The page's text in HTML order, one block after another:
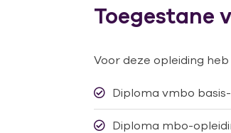
Toegestane
Voor deze opleiding
Diploma vmbo
Diploma mbo-